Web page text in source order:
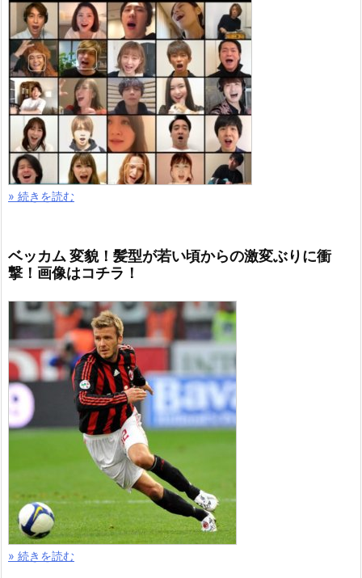
» 続きを読む
ベッカム 変貌！髪型が若い頃からの激変ぶりに衝
撃！画像はコチラ！
» 続きを読む